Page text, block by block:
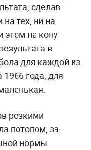
сделав
на тех, ни на
этом на кону
в
для каждой из
года, для
резкими
потопом, за
нормы